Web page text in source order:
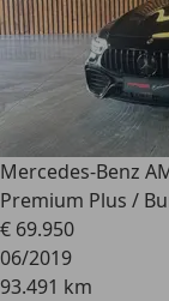
Mercedes-Benz
Premium Plus /
€ 69.950
06/2019
93.491 km